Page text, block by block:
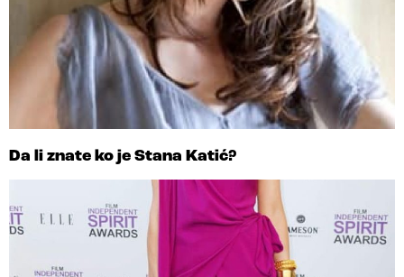
Da li znate ko je Stana Katić?